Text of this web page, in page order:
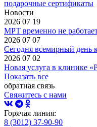
подарочные сертификаты
Новости
2026 07 19
МРТ временно не
2026 07 07
Сегодня всемирный день
2026 07 02
Новая услуга в клинике
Показать все
обратная связь
Свяжитесь с нами
Горячая линия:
8 (3012) 37-90-90